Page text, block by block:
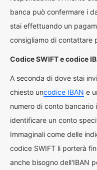
banca può confermare i
stai effettuando un
consigliamo di contattare
Codice SWIFT e codice
A seconda di dove stai
chiesto uncodice IBAN e
numero di conto
identificare un conto
Immaginali come delle
codice SWIFT li porterà
anche bisogno dell'IBAN